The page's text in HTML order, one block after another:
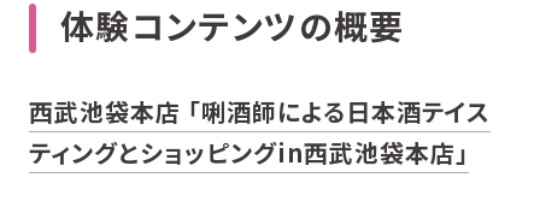
体験コンテンツの概要
西武池袋本店 「唎酒師による日本酒テイス
ティングとショッピングin西武池袋本店」